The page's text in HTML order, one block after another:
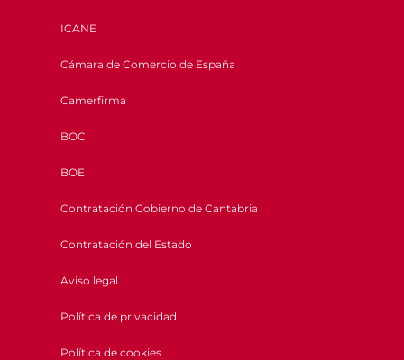
ICANE
Cámara de Comercio de España
Camerfirma
BOC
BOE
Contratación Gobierno de Cantabria
Contratación del Estado
Aviso legal
Política de privacidad
Política de cookies